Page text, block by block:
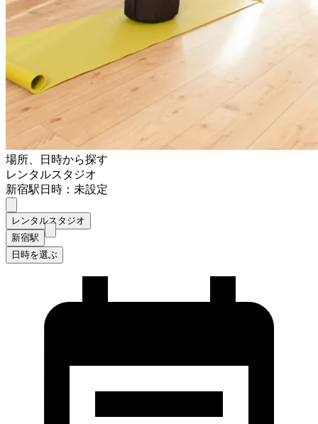
場所、日時から探す
レンタルスタジオ
新宿駅日時：未設定
レンタルスタジオ
新宿駅
日時を選ぶ